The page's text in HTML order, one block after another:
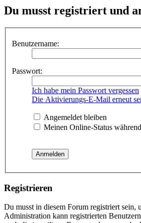
Du musst registriert und
Benutzername:
Passwort:
Ich habe mein Passwort vergessen
Die Aktivierungs-E-Mail erneut
Angemeldet bleiben
Meinen Online-Status
Registrieren
Du musst in diesem Forum registriert
Administration kann registrierten